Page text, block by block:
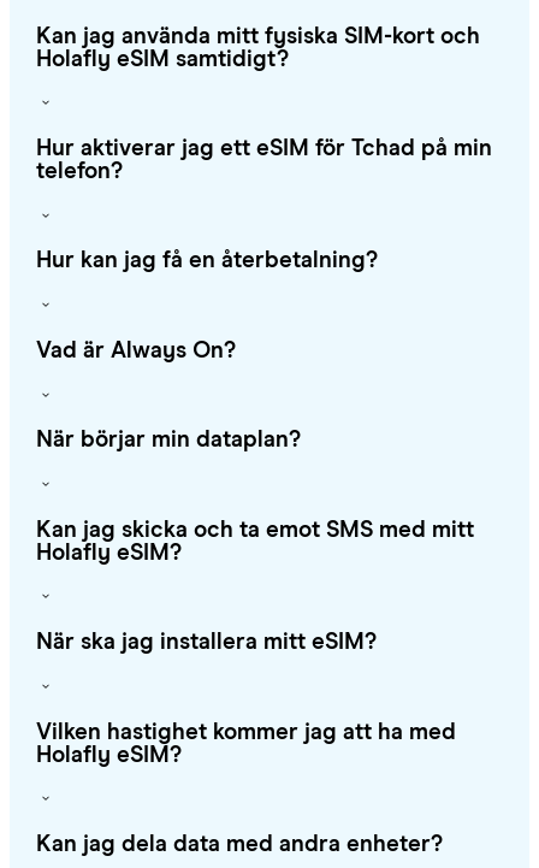
Kan jag använda mitt fysiska SIM-kort och
Holafly eSIM samtidigt?
Hur aktiverar jag ett eSIM för Tchad på min
telefon?
Hur kan jag få en återbetalning?
Vad är Always On?
När börjar min dataplan?
Kan jag skicka och ta emot SMS med mitt
Holafly eSIM?
När ska jag installera mitt eSIM?
Vilken hastighet kommer jag att ha med
Holafly eSIM?
Kan jag dela data med andra enheter?